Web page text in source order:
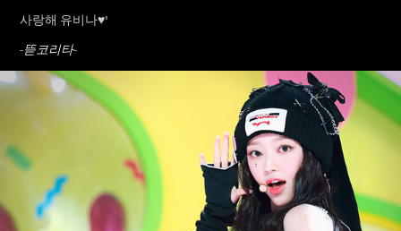
사랑해 유비나♥"
-뜯코리타-